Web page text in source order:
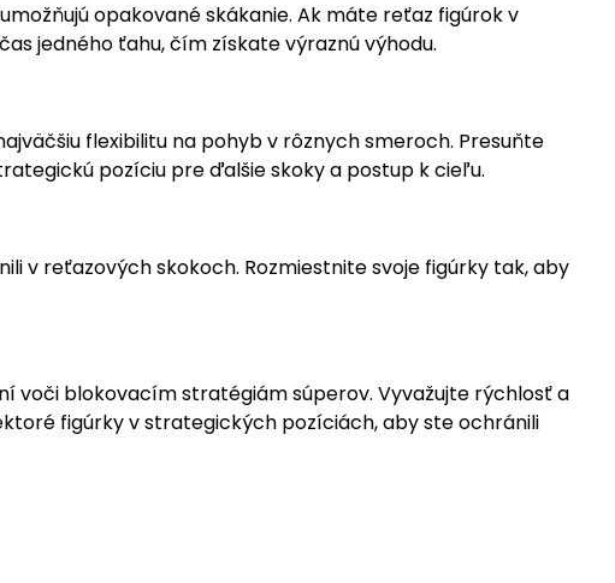
opakované skákanie. Ak máte reťaz figúrok v
jedného ťahu, čím získate výraznú výhodu.
flexibilitu na pohyb v rôznych smeroch. Presuňte
pozíciu pre ďalšie skoky a postup k cieľu.
v reťazových skokoch. Rozmiestnite svoje figúrky tak, aby
voči blokovacím stratégiám súperov. Vyvažujte rýchlosť a
figúrky v strategických pozíciách, aby ste ochránili